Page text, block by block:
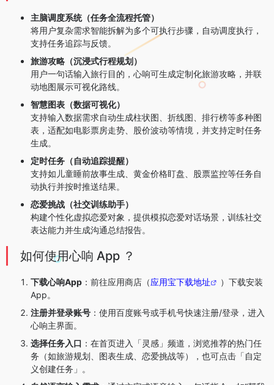
主脑调度系统（任务全流程托管）
将用户复杂需求智能拆解为多个可执行步骤，自动调度执行，
支持任务追踪与反馈。
旅游攻略（沉浸式行程规划）
用户一句话输入旅行目的，心响可生成定制化旅游攻略，并联
动地图展示可视化路线。
智慧图表（数据可视化）
支持输入数据需求自动生成柱状图、折线图、排行榜等多种图
表，适配如电影票房走势、股价波动等情境，并支持定时任务
生成。
定时任务（自动追踪提醒）
支持如儿童睡前故事生成、黄金价格盯盘、股票监控等任务自
动执行并按时推送结果。
恋爱挑战（社交训练助手）
构建个性化虚拟恋爱对象，提供模拟恋爱对话场景，训练社交
表达能力并生成沟通总结报告。
如何使用心响 App ？
下载心响App ：前往应用商店（应用宝下载地址
）下载安装
App。
注册并登录账号 ：使用百度账号或手机号快速注册/登录，进入
心响主界面。
选择任务入口 ：在首页进入「灵感」频道，浏览推荐的热门任
务（如旅游规划、图表生成、恋爱挑战等），也可点击「自定
义创建任务」。